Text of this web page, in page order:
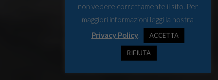
non vedere correttamente il sito. Per
maggiori informazioni leggi la nostra
Privacy Policy. ACCETTA
RIFIUTA